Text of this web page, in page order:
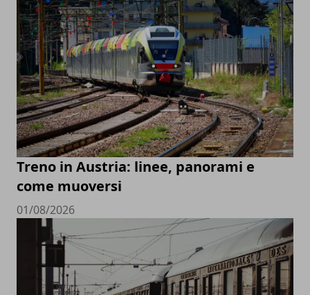
Treno in Austria: linee, panorami e
come muoversi
01/08/2026